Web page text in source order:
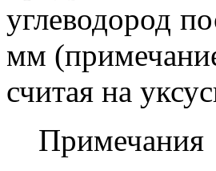
углеводород
мм
считая на
Примечания